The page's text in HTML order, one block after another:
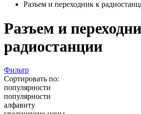
Разъем и переходник к
Разъем и
радиостанции
Фильтр
Сортировать по:
популярности
популярности
алфавиту